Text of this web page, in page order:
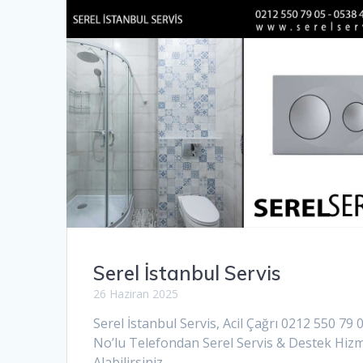
Serel İstanbul Servis
26 Haziran 2025
Serel İstanbul Servis, Acil Çağrı 0212 550 79
No’lu Telefondan Serel Servis & Destek